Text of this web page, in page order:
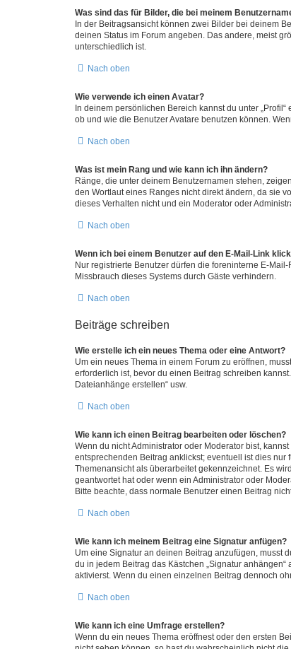
Was sind das für Bilder, die bei meinem
In der Beitragsansicht können zwei Bilder bei deinem
deinen Status im Forum angeben. Das andere, meist
unterschiedlich ist.
Nach oben
Wie verwende ich einen Avatar?
In deinem persönlichen Bereich kannst du unter
ob und wie die Benutzer Avatare benutzen können.
Nach oben
Was ist mein Rang und wie kann ich ihn ändern?
Ränge, die unter deinem Benutzernamen stehen,
den Wortlaut eines Ranges nicht direkt ändern, da sie
dieses Verhalten nicht und ein Moderator oder
Nach oben
Wenn ich bei einem Benutzer auf den E-Mail-Link
Nur registrierte Benutzer dürfen die foreninterne E-
Missbrauch dieses Systems durch Gäste verhindern.
Nach oben
Beiträge schreiben
Wie erstelle ich ein neues Thema oder eine Antwort?
Um ein neues Thema in einem Forum zu eröffnen,
erforderlich ist, bevor du einen Beitrag schreiben
Dateianhänge erstellen“ usw.
Nach oben
Wie kann ich einen Beitrag bearbeiten oder löschen?
Wenn du nicht Administrator oder Moderator bist,
entsprechenden Beitrag anklickst; eventuell ist dies
Themenansicht als überarbeitet gekennzeichnet. Es
geantwortet hat oder wenn ein Administrator oder
Bitte beachte, dass normale Benutzer einen Beitrag
Nach oben
Wie kann ich meinem Beitrag eine Signatur anfügen?
Um eine Signatur an deinen Beitrag anzufügen, musst
du in jedem Beitrag das Kästchen „Signatur
aktivierst. Wenn du einen einzelnen Beitrag dennoch
Nach oben
Wie kann ich eine Umfrage erstellen?
Wenn du ein neues Thema eröffnest oder den ersten